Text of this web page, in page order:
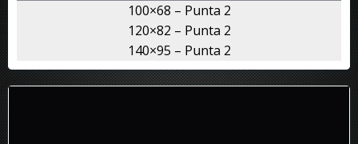
100×68 – Punta 2
120×82 – Punta 2
140×95 – Punta 2